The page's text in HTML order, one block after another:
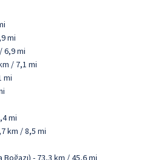
mi
6,9 mi
/ 7,1 mi
mi
mi
km / 8,5 mi